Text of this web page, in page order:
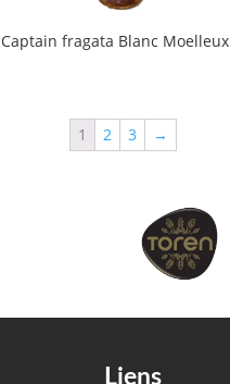
Captain fragata Blanc Moelleux
1 2 3 →
Liens